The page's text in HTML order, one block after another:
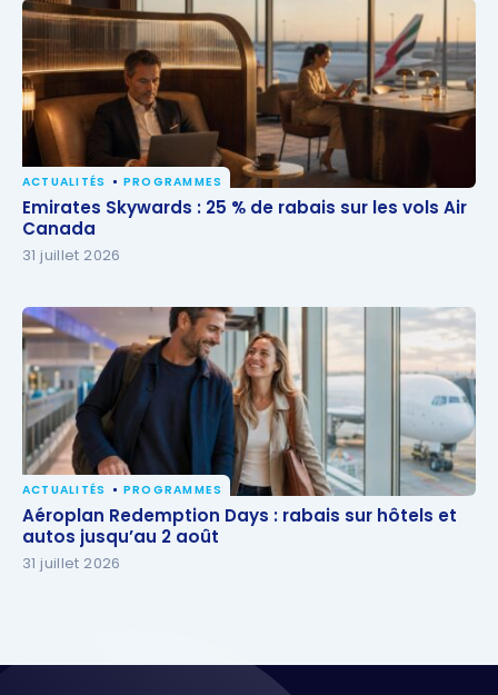
Emirates Skywards : 25 % de rabais sur les vols Air
Canada
ACTUALITÉS PROGRAMMES
Emirates Skywards : 25 % de rabais sur les vols Air
Canada
31 juillet 2026
Aéroplan Redemption Days : rabais sur hôtels et
autos jusqu’au 2 août
ACTUALITÉS PROGRAMMES
Aéroplan Redemption Days : rabais sur hôtels et
autos jusqu’au 2 août
31 juillet 2026